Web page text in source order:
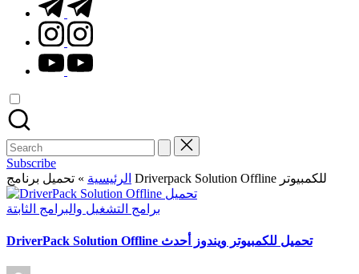
instagram.com
youtube.com
Search
for:
Subscribe
الرئيسية » تحميل برنامج Driverpack Solution Offline للكمبيوتر
Posted
برامج التشغيل والبرامج الثابتة
DriverPack Solution Offline تحميل للكمبيوتر ويندوز أحدث